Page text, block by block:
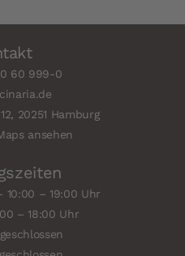
60 999-0
20251 Hamburg
ansehen
10:00 – 19:00 Uhr
– 18:00 Uhr